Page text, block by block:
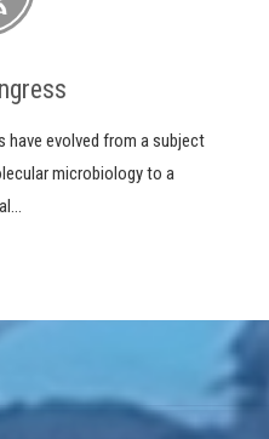
have evolved from a subject
microbiology to a